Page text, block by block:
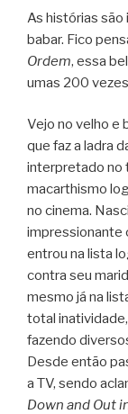
As histórias
babar. Fico
Ordem, essa
umas 200
Vejo no velho e
que faz a ladra
interpretado no
macarthismo
no cinema.
impressionante
entrou na lista
contra seu
mesmo já na
total
fazendo
Desde então
a TV, sendo
Down and Out